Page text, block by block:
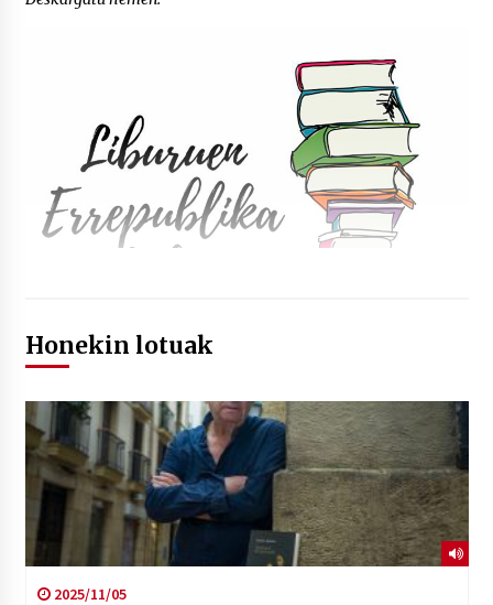
Honekin lotuak
2025/11/05